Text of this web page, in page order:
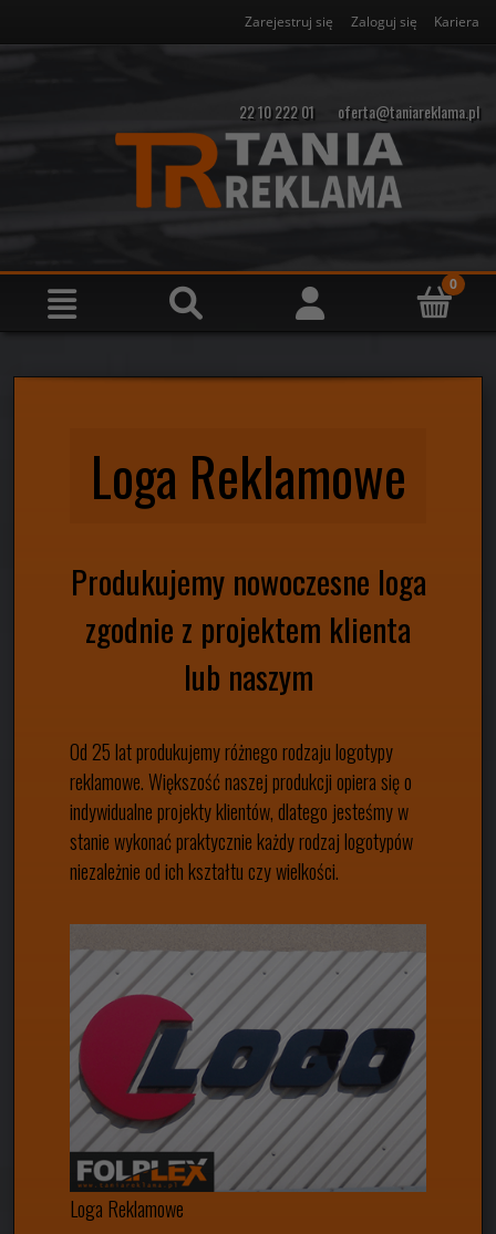
Zarejestruj się Zaloguj się Kariera
22 10 222 01 oferta@taniareklama.pl
Loga Reklamowe
Produkujemy nowoczesne loga
zgodnie z projektem klienta
lub naszym
Od 25 lat produkujemy różnego rodzaju logotypy
reklamowe. Większość naszej produkcji opiera się o
indywidualne projekty klientów, dlatego jesteśmy w
stanie wykonać praktycznie każdy rodzaj logotypów
niezależnie od ich kształtu czy wielkości.
Loga Reklamowe